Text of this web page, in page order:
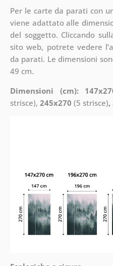
Per le carte da parati con
viene adattato alle
del soggetto. Cliccando
sito web, potrete vedere
da parati. Le dimensioni
49 cm.
Dimensioni (cm):
strisce), 245x270 (5 strisce),